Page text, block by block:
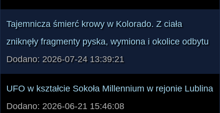
Tajemnicza śmierć krowy w Kolorado. Z ciała
zniknęły fragmenty pyska, wymiona i okolice odbytu
Dodano: 2026-07-24 13:39:21
UFO w kształcie Sokoła Millennium w rejonie Lublina
Dodano: 2026-06-21 15:46:08